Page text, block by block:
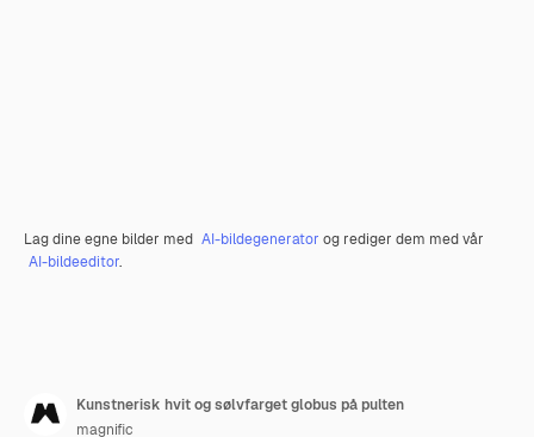
Lag dine egne bilder med AI-bildegenerator og rediger dem med vår
AI-bildeeditor.
Kunstnerisk hvit og sølvfarget globus på pulten
magnific